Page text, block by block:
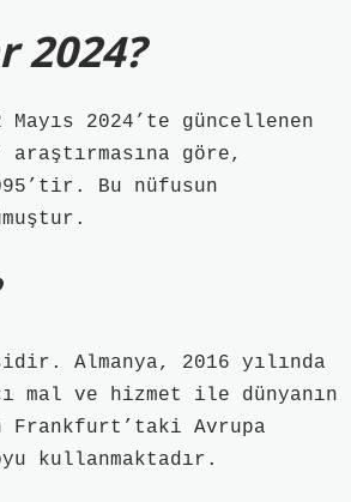
2024?
2024’te güncellenen
araştırmasına göre,
Bu nüfusun
Almanya, 2016 yılında
ve hizmet ile dünyanın
Avrupa
kullanmaktadır.